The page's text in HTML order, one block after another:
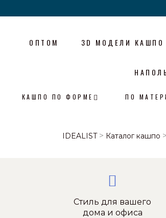
ОПТОМ 3D МОДЕЛИ КАШПО
КАШПО ПО ФОРМЕ ПО
IDEALIST> Каталог кашпо >
Стиль для вашего
дома и офиса